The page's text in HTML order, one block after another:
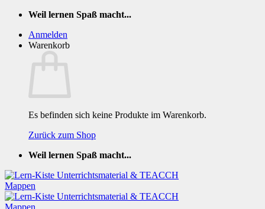
Zum
springen
Weil lernen Spaß macht...
Anmelden
Warenkorb
Es befinden sich keine Produkte im Warenkorb.
Zurück zum Shop
Weil lernen Spaß macht...